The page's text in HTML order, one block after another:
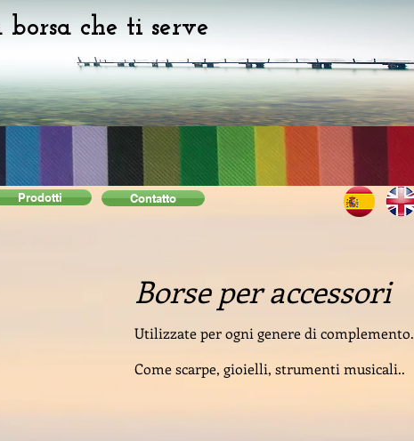
che ti serve
Prodotti Contatto
Borse per accessori
Utilizzate per ogni genere di complemento.
Come scarpe, gioielli, strumenti musicali..